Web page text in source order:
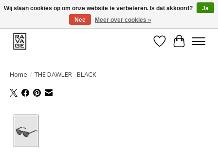
EEN GROOT ASSORTIMENT VAN TOP MERKEN!
Verlanglijst
Home / THE DAWLER - BLACK
Wij slaan cookies op om onze website te verbeteren. Is dat akkoord?
Ja
Nee
Meer over cookies »